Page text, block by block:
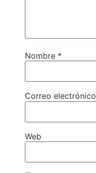
Nombre *
Correo electrónico
Web